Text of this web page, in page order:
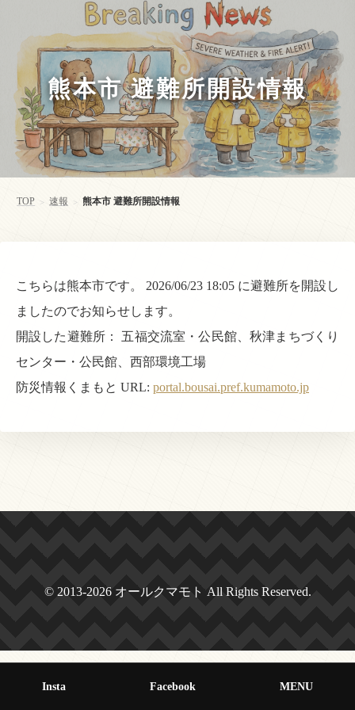
熊本市 避難所開設情報
TOP > 速報 > 熊本市 避難所開設情報
こちらは熊本市です。 2026/06/23 18:05 に避難所を開設し
ましたのでお知らせします。
開設した避難所： 五福交流室・公民館、秋津まちづくり
センター・公民館、西部環境工場
防災情報くまもと URL: portal.bousai.pref.kumamoto.jp
© 2013-2026 オールクマモト All Rights Reserved.
Insta Facebook MENU